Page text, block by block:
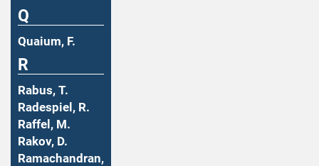
Q
Quaium, F.
R
Rabus, T.
Radespiel, R.
Raffel, M.
Rakov, D.
Ramachandran,